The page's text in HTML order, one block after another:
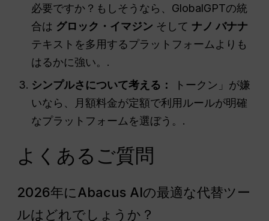
必要ですか？もしそうなら、GlobalGPTの統
合は グロック・イマジン そしてナノ バナナ
テキストを多用するプラットフォームよりも
はるかに強い。.
シンプルさについて考える：
トークン」が嫌
いなら、月額料金が定額で利用ルールが明確
なプラットフォームを選ぼう。.
よくあるご質問
2026年にAbacus AIの最適な代替ツー
ルはどれでしょうか？